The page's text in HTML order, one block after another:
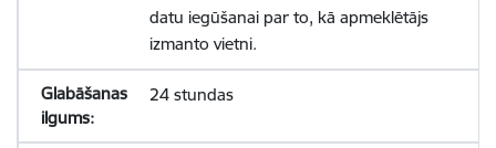
datu iegūšanai par to, kā apmeklētājs
izmanto vietni.
24 stundas